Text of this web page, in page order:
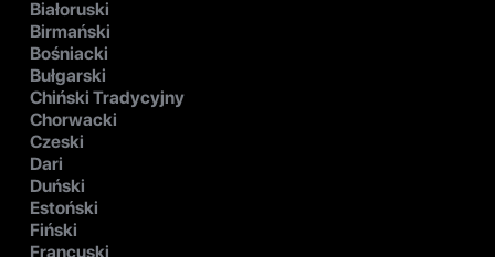
Białoruski
Birmański
Bośniacki
Bułgarski
Chiński Tradycyjny
Chorwacki
Czeski
Dari
Duński
Estoński
Fiński
Francuski